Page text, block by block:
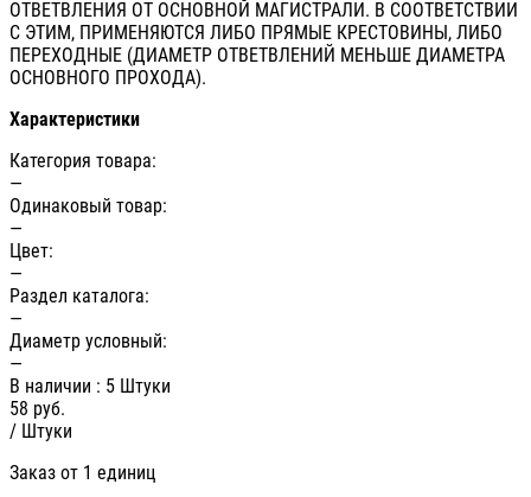
ОТВЕТВЛЕНИЯ ОТ ОСНОВНОЙ МАГИСТРАЛИ. В СООТВЕТСТВИИ
С ЭТИМ, ПРИМЕНЯЮТСЯ ЛИБО ПРЯМЫЕ КРЕСТОВИНЫ, ЛИБО
ПЕРЕХОДНЫЕ (ДИАМЕТР ОТВЕТВЛЕНИЙ МЕНЬШЕ ДИАМЕТРА
ОСНОВНОГО ПРОХОДА).
Характеристики
Категория товара:
—
Одинаковый товар:
—
Цвет:
—
Раздел каталога:
—
Диаметр условный:
—
В наличии : 5 Штуки
58 руб.
/ Штуки
Заказ от 1 единиц